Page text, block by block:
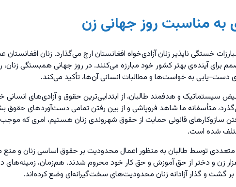
به مناسبت روز جهانی زن
خستگی ناپذیر زنان آزادی‌خواه افغانستان ارج می‌گذارد. زنان افغانستان
برای آینده‌ی بهتر کشور خود مبارزه می‌کنند. در روز جهانی همبستگی زنان،
دست-یابی به خواست‌ها و مطالبات انسانی آن‌ها، تأکید می‌کند.
در نتیجه‌ی تبعیض سیستماتیک و هدفمند طالبان، از ابتدایی‌ترین حقوق و آزادی‌های
متأسفانه ما شاهد فروپاشی و از بین رفتن تمامی دست‌آوردهای حقوق
رفتن سازوکارهای قانونی حمایت از حقوق شهروندی زنان هستیم، امری که
شده است.
و فرامین متعددی توسط طالبان به منظور اعمال محدودیت بر حقوق اساسی زنان و
زن و دختر از حق آموزش و حق کار خود محروم شدند. هم‌زمان، زمینه‌های
گشت و گذار آزادانه‌ زنان محدودیت‌های سخت‌گیرانه‌ای وضع کرده‌اند.